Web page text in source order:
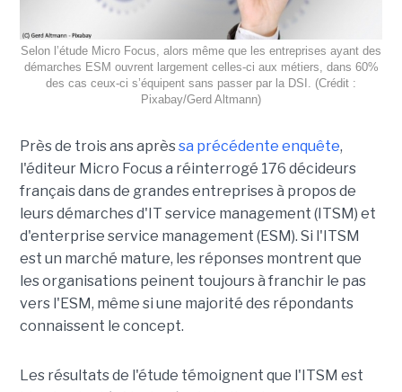
Selon l’étude Micro Focus, alors même que les entreprises ayant des
démarches ESM ouvrent largement celles-ci aux métiers, dans 60%
des cas ceux-ci s’équipent sans passer par la DSI. (Crédit :
Pixabay/Gerd Altmann)
Près de trois ans aprèssa précédente enquête,
l'éditeur Micro Focus a réinterrogé 176 décideurs
français dans de grandes entreprises à propos de
leurs démarches d'IT service management (ITSM) et
d'enterprise service management (ESM). Si l'ITSM
est un marché mature, les réponses montrent que
les organisations peinent toujours à franchir le pas
vers l'ESM, même si une majorité des répondants
connaissent le concept.
Les résultats de l'étude témoignent que l'ITSM est